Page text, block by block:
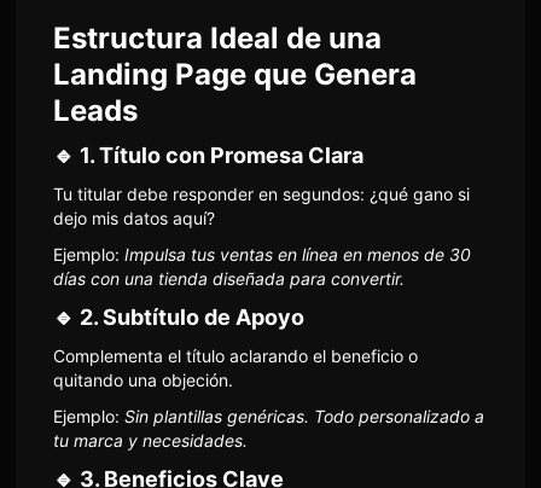
Estructura Ideal de una
Landing Page que Genera
Leads
🔹 1.Título con Promesa Clara
Tu titular debe responder en segundos: ¿qué gano si
dejo mis datos aquí?
Ejemplo: Impulsa tus ventas en línea en menos de 30
días con una tienda diseñada para convertir.
🔹 2.Subtítulo de Apoyo
Complementa el título aclarando el beneficio o
quitando una objeción.
Ejemplo: Sin plantillas genéricas. Todo personalizado a
tu marca y necesidades.
🔹 3. Beneficios Clave